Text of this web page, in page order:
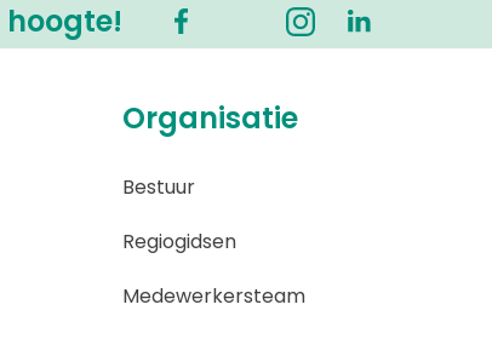
hoogte!
Organisatie
Bestuur
Regiogidsen
Medewerkersteam